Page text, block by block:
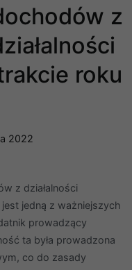
z
roku
2022
z działalności
jedną z ważniejszych
prowadzący
ta była prowadzona
co do zasady